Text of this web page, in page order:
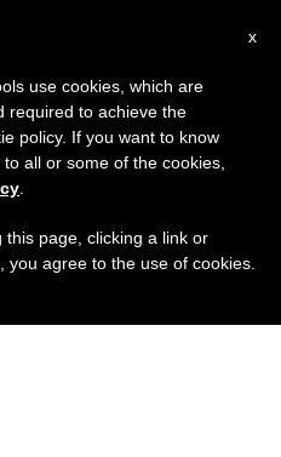
x
use cookies, which are
required to achieve the
policy. If you want to know
all or some of the cookies,
this page, clicking a link or
agree to the use of cookies.